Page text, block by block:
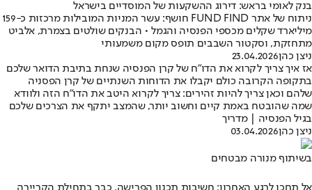
בנק לאומי בראש: דירוג ההשקעות של המוסדיים בישראל
ניתוח של אתר FUND FIND חושף: עשר המניות המובילות מרכזות כ-159
מיליארד שקלים מכספי הפנסיה והגמל • הבנקים שולטים בצמרת, אלביט
מתחזקת, וסקטור השבבים תופס מקום משמעותי
ניצן כהן23.04.2026
אז איך צריך לקרוא את הדו"ח של קרן הפנסיה שנחת בתיבת הדואר שלכם
בתקופה הקרובה כולם יקבלו את הדוחות השנתיים של קרן הפסניה
שלהם וכאן צריך להיות זהירים: צריך לקרוא היטב את הדו"ח הזה ולוודא
שמה שהובטח באמת קיים וחשוב יותר, שהמצב יתקף את הצרכים שלכם
בגיל הפנסיה | מדריך
ניצן כהן03.04.2026
בשיתוף מנורה מבטחים